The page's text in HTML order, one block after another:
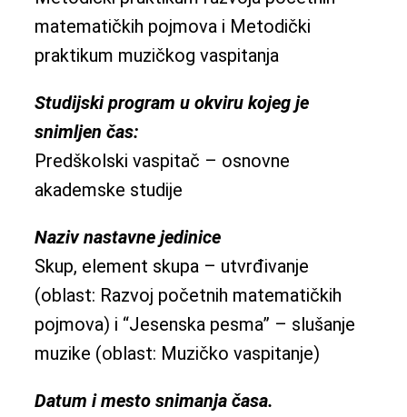
matematičkih pojmova i Metodički
praktikum muzičkog vaspitanja
Studijski program u okviru kojeg je
snimljen čas:
Predškolski vaspitač – osnovne
akademske studije
Naziv nastavne jedinice
Skup, element skupa – utvrđivanje
(oblast: Razvoj početnih matematičkih
pojmova) i “Jesenska pesma” – slušanje
muzike (oblast: Muzičko vaspitanje)
Datum i mesto snimanja časa.